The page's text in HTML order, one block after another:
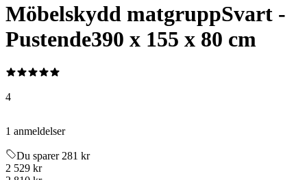
Möbelskydd matgruppSvart -
Pustende390 x 155 x 80 cm
4
1 anmeldelser
Du sparer 281 kr
2 529 kr